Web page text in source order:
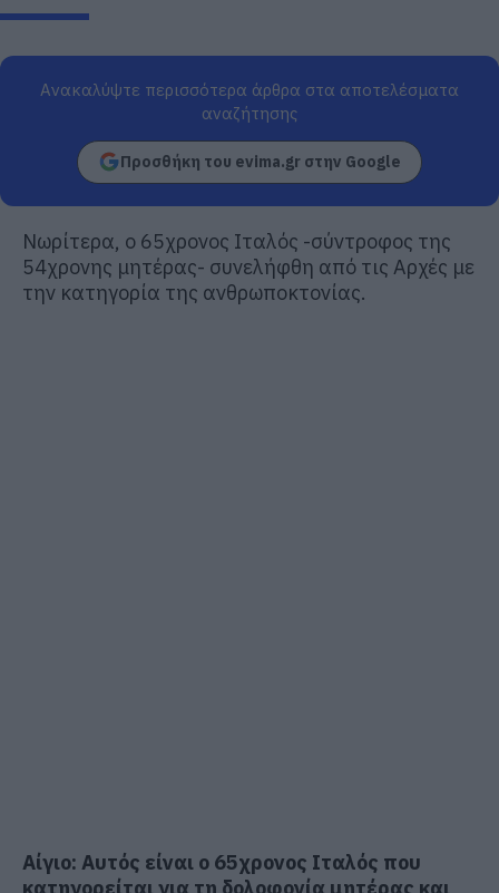
Ανακαλύψτε περισσότερα άρθρα στα αποτελέσματα
αναζήτησης
Προσθήκη του evima.gr στην Google
Νωρίτερα, ο 65χρονος Ιταλός -σύντροφος της
54χρονης μητέρας- συνελήφθη από τις Αρχές με
την κατηγορία της ανθρωποκτονίας.
Αίγιο: Αυτός είναι ο 65χρονος Ιταλός που
κατηγορείται για τη δολοφονία μητέρας και